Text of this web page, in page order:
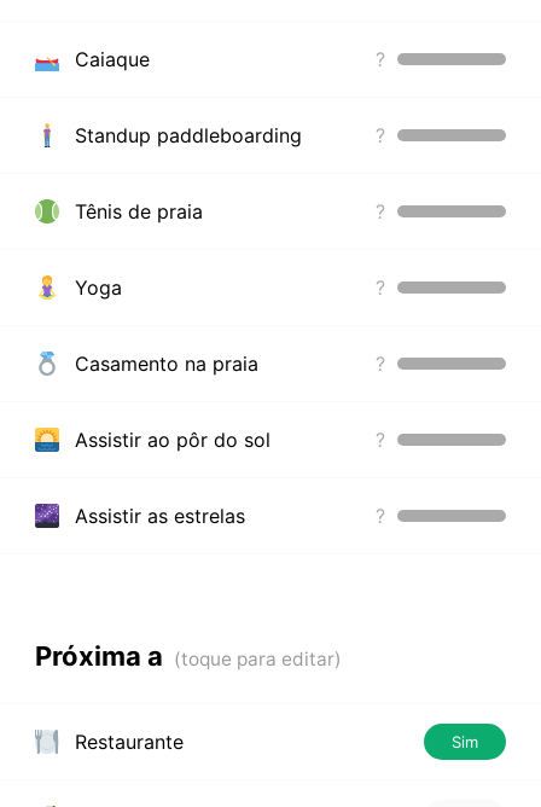
Caiaque ?
Standup paddleboarding ?
Tênis de praia ?
Yoga ?
Casamento na praia ?
Assistir ao pôr do sol ?
Assistir as estrelas ?
Próxima a
Restaurante Sim